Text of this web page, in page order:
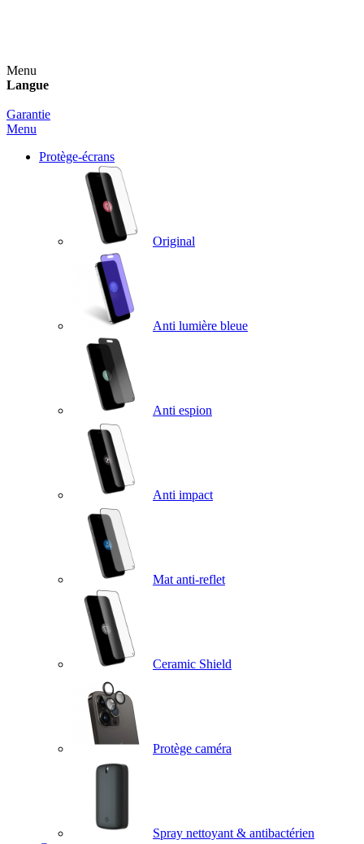
Menu
Langue
Garantie
Menu
Protège-écrans
Original
Anti lumière bleue
Anti espion
Anti impact
Mat anti-reflet
Ceramic Shield
Protège caméra
Spray nettoyant & antibactérien